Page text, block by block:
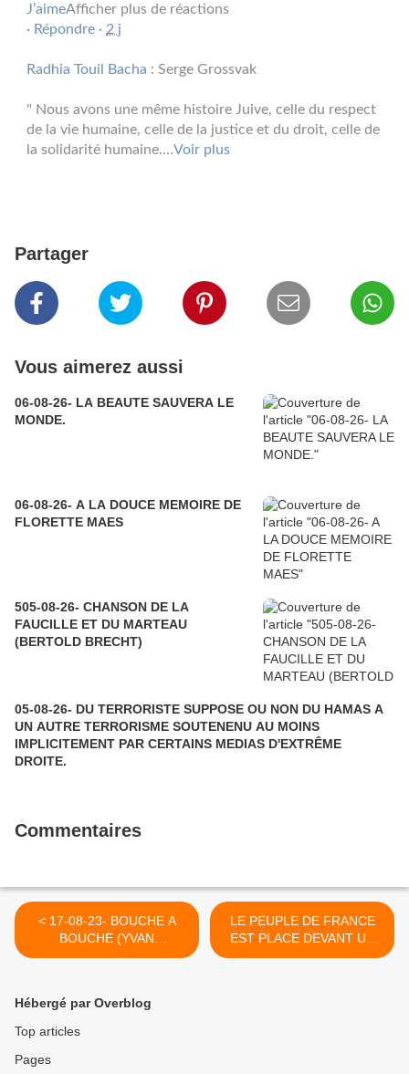
J’aimeAfficher plus de réactions
· Répondre · 2 j
Radhia Touil Bacha : Serge Grossvak
" Nous avons une même histoire Juive, celle du respect
de la vie humaine, celle de la justice et du droit, celle de
la solidarité humaine.…Voir plus
Partager
Vous aimerez aussi
06-08-26- LA BEAUTE SAUVERA LE
MONDE.
06-08-26- A LA DOUCE MEMOIRE DE
FLORETTE MAES
505-08-26- CHANSON DE LA
FAUCILLE ET DU MARTEAU
(BERTOLD BRECHT)
05-08-26- DU TERRORISTE SUPPOSE OU NON DU HAMAS A
UN AUTRE TERRORISME SOUTENENU AU MOINS
IMPLICITEMENT PAR CERTAINS MEDIAS D'EXTRÊME
DROITE.
Commentaires
< 17-08-23- BOUCHE A
BOUCHE (YVAN
BALCHOY)
LE PEUPLE DE FRANCE
EST PLACE DEVANT UN
CHOIX HISTORIQUE - PAR
Hébergé par Overblog
Top articles
Pages